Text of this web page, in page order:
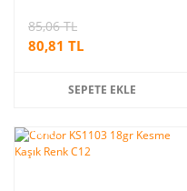
80,81 TL
85,06 TL
SEPETE EKLE
%10